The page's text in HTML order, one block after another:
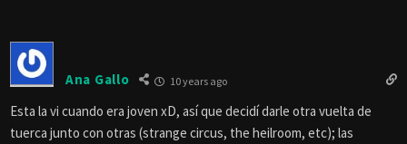
Ana Gallo 10 years ago
Esta la vi cuando era joven xD, así que decidí darle otra vuelta de
tuerca junto con otras (strange circus, the heilroom, etc); las